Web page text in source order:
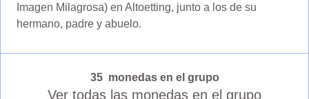
Imagen Milagrosa) en Altoetting, junto a los de su
hermano, padre y abuelo.
35 monedas en el grupo
Ver todas las monedas en el grupo